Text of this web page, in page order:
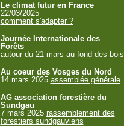
Le climat futur en France
22/03/2025
comment s'adapter ?
Journée Internationale des
Forêts
autour du 21 mars au fond des bois
Au coeur des Vosges du Nord
14 mars 2025 assemblée générale
AG association forestière du
Sundgau
7 mars 2025 rassemblement des
forestiers sundgauviens